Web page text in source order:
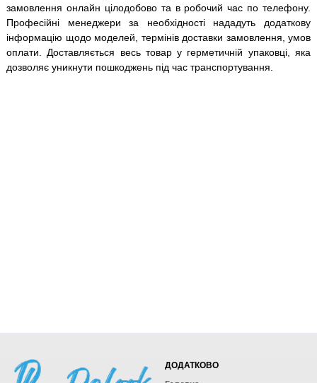
замовлення онлайн цілодобово та в робочий час по телефону.
Професійні менеджери за необхідності нададуть додаткову
інформацію щодо моделей, термінів доставки замовлення, умов
оплати. Доставляється весь товар у герметичній упаковці, яка
дозволяє уникнути пошкоджень під час транспортування.
ДОДАТКОВО